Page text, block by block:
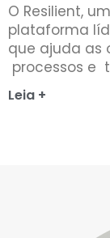
O Resilient,
plataforma
que ajuda as
processos e
Leia +